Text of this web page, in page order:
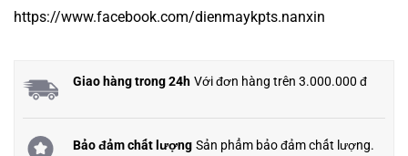
https://www.facebook.com/dienmaykpts.nanxin
Giao hàng trong 24h Với đơn hàng trên 3.000.000 đ
Bảo đảm chất lượng Sản phẩm bảo đảm chất lượng.